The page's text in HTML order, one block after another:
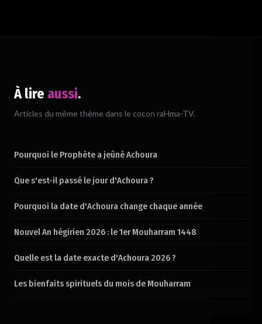
Chargement du verset…
À lire aussi.
Articles du même thème dans le cocon raHma-TV.
Pourquoi le Prophète a jeûné Achoura
Que s'est-il passé le jour d'Achoura ?
Pourquoi la date d'Achoura change chaque année
Nouvel An hégirien 2026 : le 1er Mouharram 1448
Quelle est la date exacte d'Achoura 2026 ?
Les bienfaits spirituels du mois de Mouharram